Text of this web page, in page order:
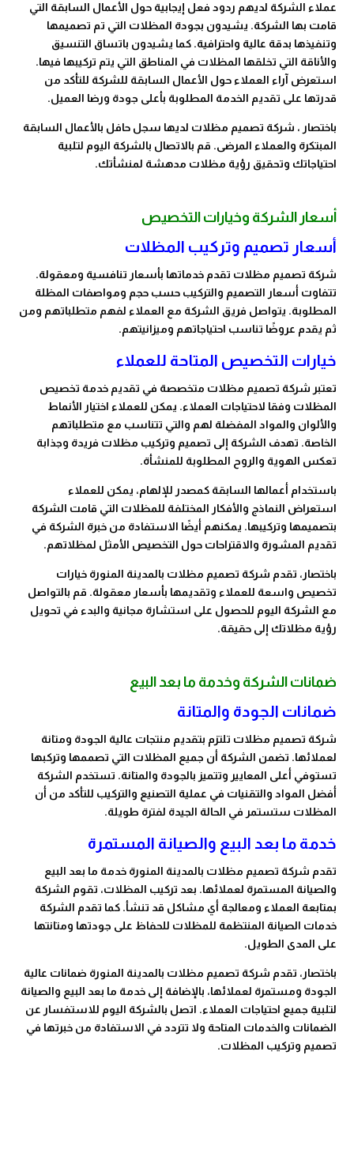
عملاء الشركة لديهم ردود فعل إيجابية حول الأعمال السابقة التي
قامت بها الشركة. يشيدون بجودة المظلات التي تم تصميمها
وتنفيذها بدقة عالية واحترافية. كما يشيدون باتساق التنسيق
والأناقة التي تخلقها المظلات في المناطق التي يتم تركيبها فيها.
استعرض آراء العملاء حول الأعمال السابقة للشركة للتأكد من
قدرتها على تقديم الخدمة المطلوبة بأعلى جودة ورضا العميل.
باختصار ، شركة تصميم مظلات لديها سجل حافل بالأعمال السابقة
المبتكرة والعملاء المرضى. قم بالاتصال بالشركة اليوم لتلبية
احتياجاتك وتحقيق رؤية مظلات مدهشة لمنشأتك.
أسعار الشركة وخيارات التخصيص
أسعار تصميم وتركيب المظلات
شركة تصميم مظلات تقدم خدماتها بأسعار تنافسية ومعقولة.
تتفاوت أسعار التصميم والتركيب حسب حجم ومواصفات المظلة
المطلوبة. يتواصل فريق الشركة مع العملاء لفهم متطلباتهم ومن
ثم يقدم عروضًا تناسب احتياجاتهم وميزانيتهم.
خيارات التخصيص المتاحة للعملاء
تعتبر شركة تصميم مظلات متخصصة في تقديم خدمة تخصيص
المظلات وفقا لاحتياجات العملاء. يمكن للعملاء اختيار الأنماط
والألوان والمواد المفضلة لهم والتي تتناسب مع متطلباتهم
الخاصة. تهدف الشركة إلى تصميم وتركيب مظلات فريدة وجذابة
تعكس الهوية والروح المطلوبة للمنشأة.
باستخدام أعمالها السابقة كمصدر للإلهام، يمكن للعملاء
استعراض النماذج والأفكار المختلفة للمظلات التي قامت الشركة
بتصميمها وتركيبها. يمكنهم أيضًا الاستفادة من خبرة الشركة في
تقديم المشورة والاقتراحات حول التخصيص الأمثل لمظلاتهم.
باختصار، تقدم شركة تصميم مظلات بالمدينة المنورة خيارات
تخصيص واسعة للعملاء وتقديمها بأسعار معقولة. قم بالتواصل
مع الشركة اليوم للحصول على استشارة مجانية والبدء في تحويل
رؤية مظلاتك إلى حقيقة.
ضمانات الشركة وخدمة ما بعد البيع
ضمانات الجودة والمتانة
شركة تصميم مظلات تلتزم بتقديم منتجات عالية الجودة ومتانة
لعملائها. تضمن الشركة أن جميع المظلات التي تصممها وتركبها
تستوفي أعلى المعايير وتتميز بالجودة والمتانة. تستخدم الشركة
أفضل المواد والتقنيات في عملية التصنيع والتركيب للتأكد من أن
المظلات ستستمر في الحالة الجيدة لفترة طويلة.
خدمة ما بعد البيع والصيانة المستمرة
تقدم شركة تصميم مظلات بالمدينة المنورة خدمة ما بعد البيع
والصيانة المستمرة لعملائها. بعد تركيب المظلات، تقوم الشركة
بمتابعة العملاء ومعالجة أي مشاكل قد تنشأ. كما تقدم الشركة
خدمات الصيانة المنتظمة للمظلات للحفاظ على جودتها ومتانتها
على المدى الطويل.
باختصار، تقدم شركة تصميم مظلات بالمدينة المنورة ضمانات عالية
الجودة ومستمرة لعملائها، بالإضافة إلى خدمة ما بعد البيع والصيانة
لتلبية جميع احتياجات العملاء. اتصل بالشركة اليوم للاستفسار عن
الضمانات والخدمات المتاحة ولا تتردد في الاستفادة من خبرتها في
تصميم وتركيب المظلات.